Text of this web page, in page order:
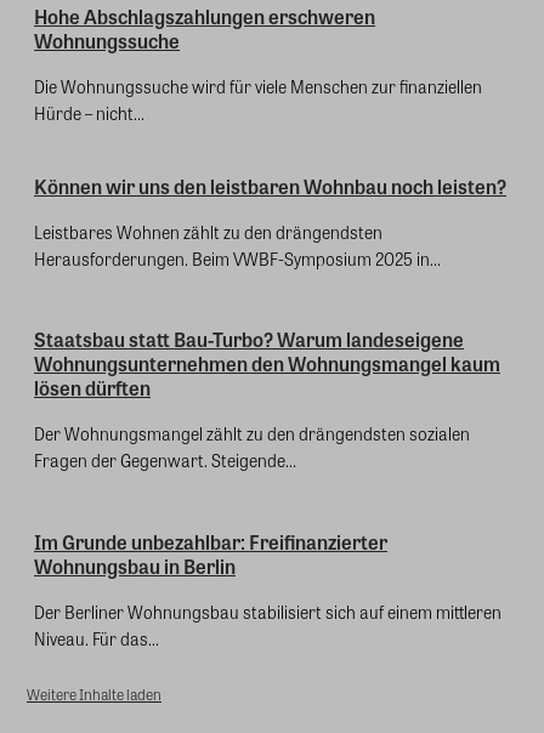
Hohe Abschlagszahlungen erschweren
Wohnungssuche
Die Wohnungssuche wird für viele Menschen zur finanziellen
Hürde – nicht...
Können wir uns den leistbaren Wohnbau noch leisten?
Leistbares Wohnen zählt zu den drängendsten
Herausforderungen. Beim VWBF-Symposium 2025 in...
Staatsbau statt Bau-Turbo? Warum landeseigene
Wohnungsunternehmen den Wohnungsmangel kaum
lösen dürften
Der Wohnungsmangel zählt zu den drängendsten sozialen
Fragen der Gegenwart. Steigende...
Im Grunde unbezahlbar: Freifinanzierter
Wohnungsbau in Berlin
Der Berliner Wohnungsbau stabilisiert sich auf einem mittleren
Niveau. Für das...
Weitere Inhalte laden